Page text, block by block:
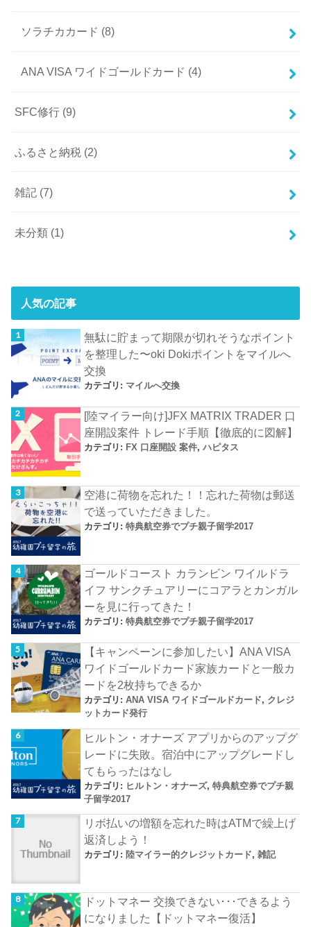
ソラチカカード (8)
ANA VISA ワイドゴールドカード (4)
SFC修行 (9)
ふるさと納税 (2)
雑記 (7)
未分類 (1)
人気の記事
無駄に貯まって期限が切れそうなポイント
を整理した〜oki Dokiポイントをマイルへ
交換
カテゴリ: マイルへ交換
[陸マイラー向け]JFX MATRIX TRADER 口
座開設案件 トレード手順【徹底的に図解】
カテゴリ: FX 口座開設 案件,ハピタス
空港に荷物を忘れた！！忘れた荷物は郵送
で送っていただきました。
カテゴリ:特典航空券でプチ親子留学2017
ゴールドコースト カランビン ワイルドラ
イフ サンクチュアリーにコアラとカンガル
ーを見に行ってきた！
カテゴリ:特典航空券でプチ親子留学2017
【キャンペーンに参加したい】ANA VISA
ワイドゴールドカード家族カードと一般カ
ードを2枚持ちできるか
カテゴリ:ANA VISA ワイドゴールドカード, クレジ
ットカード発行
ヒルトン・オナーズ アプリからのアップグ
レードに失敗。宿泊中にアップグレードし
てもらったはなし
カテゴリ: ヒルトン・オナーズ,特典航空券でプチ親
子留学2017
リボ払いの増額を忘れた時はATMで繰上げ
返済しよう！
カテゴリ: 陸マイラー的クレジットカード,雑記
ドットマネー 交換できない･･･できるよう
になりました【ドットマネー復活】